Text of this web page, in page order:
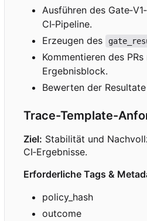
Ausführen des Gate‑V1‑
CI‑Pipeline.
Erzeugen des
Kommentieren des
Ergebnisblock.
Bewerten der
Trace-Template-
Ziel: Stabilität und
CI‑Ergebnisse.
Erforderliche Tags &
policy_hash
outcome